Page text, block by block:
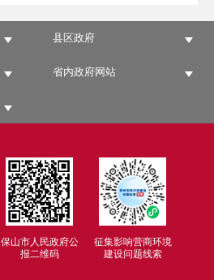
县区政府
省内政府网站
保山市人民政府公
报二维码
征集影响营商环境
建设问题线索